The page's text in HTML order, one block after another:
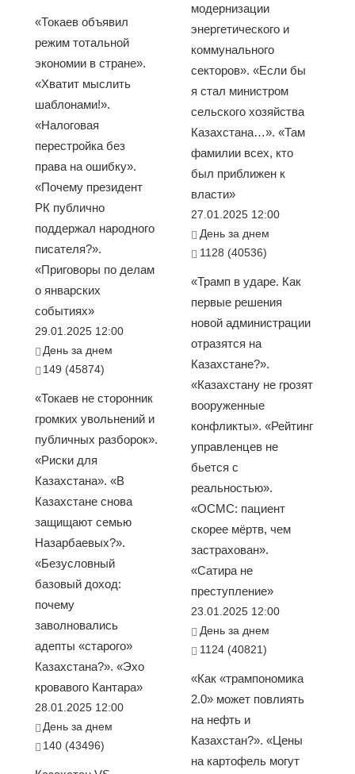
«Токаев объявил
режим тотальной
экономии в стране».
«Хватит мыслить
шаблонами!».
«Налоговая
перестройка без
права на ошибку».
«Почему президент
РК публично
поддержал народного
писателя?».
«Приговоры по делам
о январских
событиях»
29.01.2025 12:00
День за днем
149 (45874)
«Токаев не сторонник
громких увольнений и
публичных разборок».
«Риски для
Казахстана». «В
Казахстане снова
защищают семью
Назарбаевых?».
«Безусловный
базовый доход:
почему
заволновались
адепты «старого»
Казахстана?». «Эхо
кровавого Кантара»
28.01.2025 12:00
День за днем
140 (43496)
модернизации
энергетического и
коммунального
секторов». «Если бы
я стал министром
сельского хозяйства
Казахстана…». «Там
фамилии всех, кто
был приближен к
власти»
27.01.2025 12:00
День за днем
1128 (40536)
«Трамп в ударе. Как
первые решения
новой администрации
отразятся на
Казахстане?».
«Казахстану не грозят
вооруженные
конфликты». «Рейтинг
управленцев не
бьется с
реальностью».
«ОСМС: пациент
скорее мёртв, чем
застрахован».
«Сатира не
преступление»
23.01.2025 12:00
День за днем
1124 (40821)
«Как «трампономика
2.0» может повлиять
на нефть и
Казахстан?». «Цены
на картофель могут